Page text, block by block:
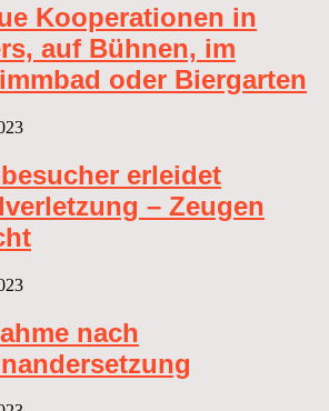
Kooperationen in
auf Bühnen, im
oder Biergarten
erleidet
– Zeugen
nach